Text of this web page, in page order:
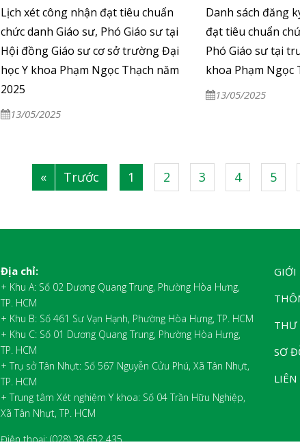
Lịch xét công nhận đạt tiêu chuẩn
chức danh Giáo sư, Phó Giáo sư tại
Hội đồng Giáo sư cơ sở trường Đại
học Y khoa Phạm Ngọc Thạch năm
2025
13/05/2025
Danh sách đăng
đạt tiêu chuẩn
Phó Giáo sư tại
khoa Phạm Ngọc
13/05/2025
« Trước 1 2 3 4 5
Địa chỉ:
+ Khu A: Số 02 Dương Quang Trung, Phường Hòa Hưng,
TP. HCM
+ Khu B: Số 461 Sư Vạn Hạnh, Phường Hòa Hưng, TP. HCM
+ Khu C: Số 01 Dương Quang Trung, Phường Hòa Hưng,
TP. HCM
+ Trụ sở Tân Nhựt: Số 567 Nguyễn Cửu Phú, Xã Tân Nhựt,
TP. HCM
+ Trung tâm Xét nghiệm Y khoa: Số 04 Trần Hữu Nghiệp,
Xã Tân Nhựt, TP. HCM
Điện thoại: (028) 38 652 435
GIỚI
THƯ
SƠ
LIÊN